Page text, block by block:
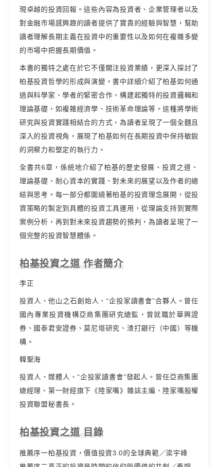
現卓越的投資回報。這些內容為投資者、企業管理者以及
對金融市場感興趣的讀者提供了寶貴的經驗與智慧，幫助
讀者理解長期主義在投資中的重要性以及如何在複雜多變
的市場中把握長期價值。
本書的獨特之處在於它不僅關注投資業績，更深入探討了
柏基投資哲學的形成與演變。書中詳細介紹了柏基如何通
過與科學家、學者的緊密合作，構建起獨特的投資邏輯和
理論基礎，如複雜經濟學、技術革命理論等。這種將學術
研究與投資實踐相結合的方式，為讀者呈現了一個全麵且
深入的投資視角，展現了柏基如何在長期投資中保持敏銳
的洞察力和堅定的執行力。
全書共6章，係統地介紹了柏基的歷史發展、投資之道、
理論基礎、耐心資本的實踐、對未來的展望以及作者的總
結與思考。每一部分都圍繞著柏基的投資理念展開，從投
資策略的製定到具體的投資工具運用，從理論支持到實際
案例分析，再到對未來投資趨勢的預判，為讀者呈現了一
個完整的投資智慧體係。
柏基投資之道 作者簡介
李正
投資人、他山之石創始人、“企投家讀書會”合夥人。曾任
國內專業投資機構亞商集團研究總監，曾就職於華興證
券、國泰君安證券、莫尼塔研究、渣打銀行（中國）等機
構。
韓聖海
投資人、媒體人、“企投家讀書會”發起人。曾任亞商集團
總經理、第一財經旗下《陸家嘴》雜誌主編、陸家嘴股權
投資聯盟秘書長。
柏基投資之道 目錄
推薦序一柏基投資，價值投資3.0的全球典範／梁宇峰